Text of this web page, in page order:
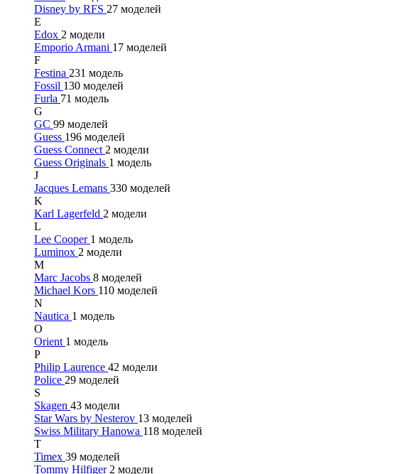
Disney by RFS 27 моделей
E
Edox 2 модели
Emporio Armani 17 моделей
F
Festina 231 модель
Fossil 130 моделей
Furla 71 модель
G
GC 99 моделей
Guess 196 моделей
Guess Connect 2 модели
Guess Originals 1 модель
J
Jacques Lemans 330 моделей
K
Karl Lagerfeld 2 модели
L
Lee Cooper 1 модель
Luminox 2 модели
M
Marc Jacobs 8 моделей
Michael Kors 110 моделей
N
Nautica 1 модель
O
Orient 1 модель
P
Philip Laurence 42 модели
Police 29 моделей
S
Skagen 43 модели
Star Wars by Nesterov 13 моделей
Swiss Military Hanowa 118 моделей
T
Timex 39 моделей
Tommy Hilfiger 2 модели